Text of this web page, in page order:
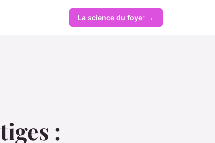
La science du foyer →
: